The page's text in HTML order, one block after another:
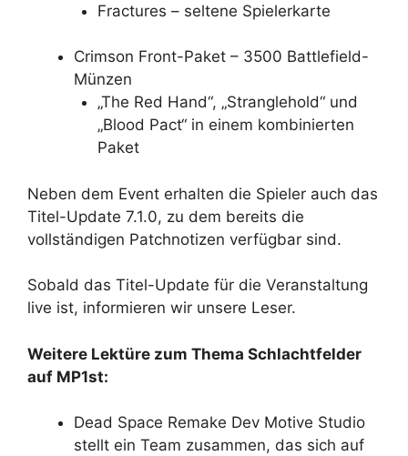
Fractures – seltene Spielerkarte
Crimson Front-Paket – 3500 Battlefield-
Münzen
„The Red Hand“, „Stranglehold“ und
„Blood Pact“ in einem kombinierten
Paket
Neben dem Event erhalten die Spieler auch das
Titel-Update 7.1.0, zu dem bereits die
vollständigen Patchnotizen verfügbar sind.
Sobald das Titel-Update für die Veranstaltung
live ist, informieren wir unsere Leser.
Weitere Lektüre zum Thema Schlachtfelder
auf MP1st:
Dead Space Remake Dev Motive Studio
stellt ein Team zusammen, das sich auf